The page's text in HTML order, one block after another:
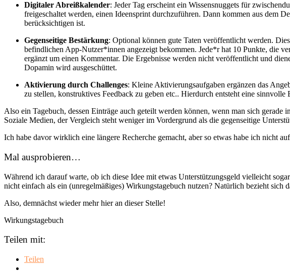
Digitaler Abreißkalender: Jeder Tag erscheint ein Wissensnuggets für
freigeschaltet werden, einen Ideensprint durchzuführen. Dann kommen aus dem
berücksichtigen ist.
Gegenseitige Bestärkung: Optional können gute Taten veröffentlicht werden.
befindlichen App-Nutzer*innen angezeigt bekommen. Jede*r hat 10 Punkte, die
ergänzt um einen Kommentar. Die Ergebnisse werden nicht veröffentlicht und
Dopamin wird ausgeschüttet.
Aktivierung durch Challenges: Kleine Aktivierungsaufgaben ergänzen das
zu stellen, konstruktives Feedback zu geben etc.. Hierdurch entsteht eine
Also ein Tagebuch, dessen Einträge auch geteilt werden können, wenn man sich
Soziale Medien, der Vergleich steht weniger im Vordergrund als die gegenseitige
Ich habe davor wirklich eine längere Recherche gemacht, aber so etwas habe ich nicht
Mal ausprobieren…
Während ich darauf warte, ob ich diese Idee mit etwas Unterstützungsgeld vielleicht
nicht einfach als ein (unregelmäßiges) Wirkungstagebuch nutzen? Natürlich bezieht sich
Also, demnächst wieder mehr hier an dieser Stelle!
Wirkungstagebuch
Teilen mit:
Teilen